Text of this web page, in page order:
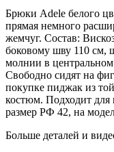
Брюки Adele белого
прямая немного
жемчуг. Состав:
боковому шву 110 см,
молнии в
Свободно сидят на
покупке пиджак из
коcтюм. Подходит для
размер РФ 42, на
Больше деталей и